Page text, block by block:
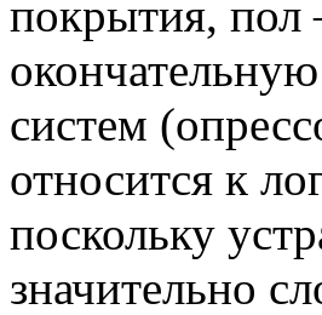
покрытия, пол
систем
относится к
поскольку
значительно